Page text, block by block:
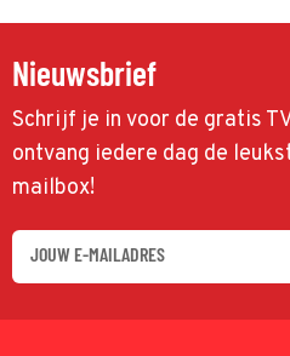
Nieuwsbrief
Schrijf je in voor de gratis
ontvang iedere dag de
mailbox!